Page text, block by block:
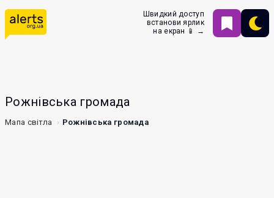
Швидкий доступ
встанови ярлик
на екран 📱 →
Рожнівська громада
Мапа світла Рожнівська громада